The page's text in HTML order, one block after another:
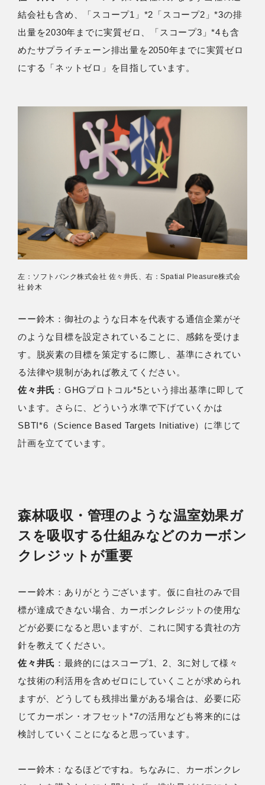
結会社も含め、「スコープ1」*2「スコープ2」*3の排
出量を2030年までに実質ゼロ、「スコープ3」*4も含
めたサプライチェーン排出量を2050年までに実質ゼロ
にする「ネットゼロ」を目指しています。
左：ソフトバンク株式会社 佐々井氏、右：Spatial Pleasure株式会
社 鈴木
ーー鈴⽊：御社のような日本を代表する通信企業がそ
のような目標を設定されていることに、感銘を受けま
す。脱炭素の目標を策定するに際し、基準にされてい
る法律や規制があれば教えてください。
佐々井氏 ：GHGプロトコル*5という排出基準に即して
います。さらに、どういう水準で下げていくかは
SBTI*6（Science Based Targets Initiative）に準じて
計画を立てています。
森林吸収・管理のような温室効果ガ
スを吸収する仕組みなどのカーボン
クレジットが重要
ーー鈴⽊：ありがとうございます。仮に自社のみで目
標が達成できない場合、カーボンクレジットの使用な
どが必要になると思いますが、これに関する貴社の方
針を教えてください。
佐々井氏 ：最終的にはスコープ1、2、3に対して様々
な技術の利活用を含めゼロにしていくことが求められ
ますが、どうしても残排出量がある場合は、必要に応
じてカーボン・オフセット*7の活用なども将来的には
検討していくことになると思っています。
ーー鈴⽊：なるほどですね。ちなみに、カーボンクレ